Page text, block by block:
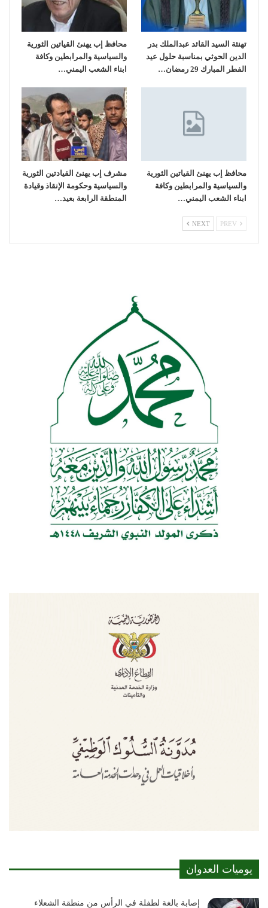
تهنئة السيد القائد عبدالملك بدر
الدين الحوثي بمناسبة حلول عيد
الفطر المبارك 29 رمضان…
محافظ إب يهنئ القياتين الثورية
والسياسية والمرابطين وكافة
ابناء الشعب اليمني…
محافظ إب يهنئ القياتين الثورية
والسياسية والمرابطين وكافة
ابناء الشعب اليمني…
مشرف إب يهنئ القيادتين الثورية
والسياسية وحكومة الإنقاذ وقيادة
المنطقة الرابعة بعيد…
NEXT
يوميات العدوان
إصابة بالغة لطفلة في الرأس من منطقة الشعلاء